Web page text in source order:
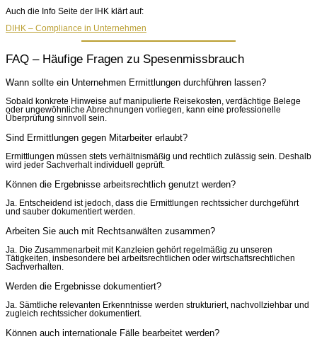
Auch die Info Seite der IHK klärt auf:
DIHK – Compliance in Unternehmen
FAQ – Häufige Fragen zu Spesenmissbrauch
Wann sollte ein Unternehmen Ermittlungen durchführen lassen?
Sobald konkrete Hinweise auf manipulierte Reisekosten, verdächtige Belege
oder ungewöhnliche Abrechnungen vorliegen, kann eine professionelle
Überprüfung sinnvoll sein.
Sind Ermittlungen gegen Mitarbeiter erlaubt?
Ermittlungen müssen stets verhältnismäßig und rechtlich zulässig sein. Deshalb
wird jeder Sachverhalt individuell geprüft.
Können die Ergebnisse arbeitsrechtlich genutzt werden?
Ja. Entscheidend ist jedoch, dass die Ermittlungen rechtssicher durchgeführt
und sauber dokumentiert werden.
Arbeiten Sie auch mit Rechtsanwälten zusammen?
Ja. Die Zusammenarbeit mit Kanzleien gehört regelmäßig zu unseren
Tätigkeiten, insbesondere bei arbeitsrechtlichen oder wirtschaftsrechtlichen
Sachverhalten.
Werden die Ergebnisse dokumentiert?
Ja. Sämtliche relevanten Erkenntnisse werden strukturiert, nachvollziehbar und
zugleich rechtssicher dokumentiert.
Können auch internationale Fälle bearbeitet werden?